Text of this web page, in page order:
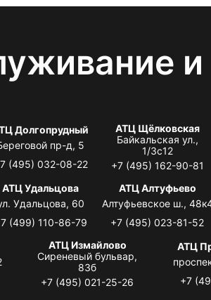
Долгопрудный
пр-д, 5
(495) 032-08-22
АТЦ Щёлковская
Байкальская ул.,
1/3с12
+7 (495) 162-90-81
АТЦ Удальцова
Удальцова, 60
(499) 110-86-79
АТЦ Алтуфьево
Алтуфьевское ш.,
+7 (495) 023-81-52
АТЦ Измайлово
Сиреневый бульвар,
83б
+7 (495) 021-25-26
АТЦ
+7